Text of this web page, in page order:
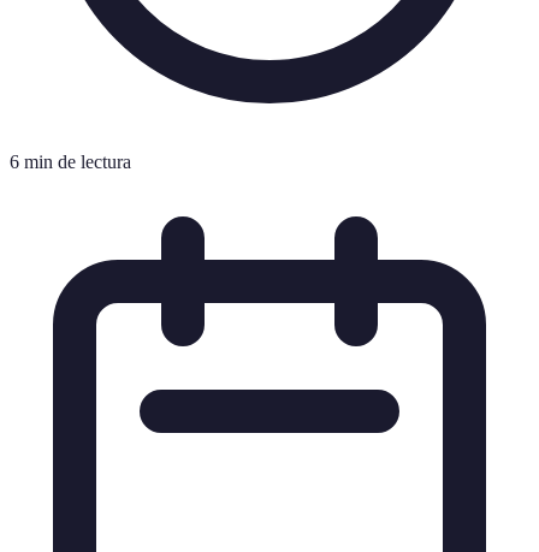
6 min de lectura